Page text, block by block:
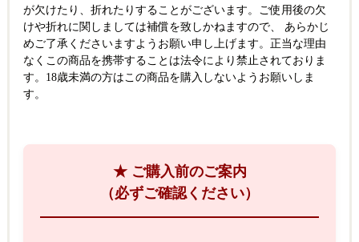
が欠けたり、折れたりすることがございます。 ご使用後の欠
けや折れに関しましては補償を致しかねますので、 あらかじ
めご了承くださいますようお願い申し上げます。 正当な理由
なくこの商品を携帯することは法令により禁止されておりま
す。 18歳未満の方はこの商品を購入しないようお願いしま
す。
★ ご購入前のご案内
（必ずご確認ください）